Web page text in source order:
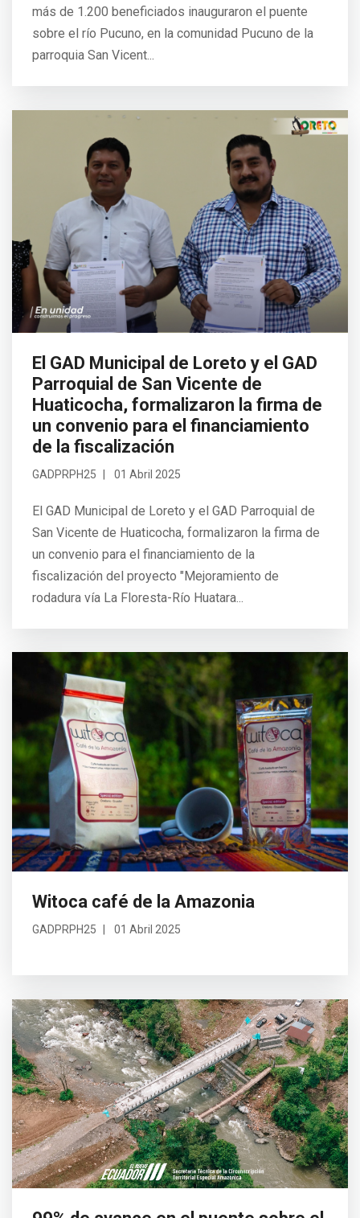
más de 1.200 beneficiados inauguraron el puente
sobre el río Pucuno, en la comunidad Pucuno de la
parroquia San Vicent...
El GAD Municipal de Loreto y el GAD
Parroquial de San Vicente de
Huaticocha, formalizaron la firma de
un convenio para el financiamiento
de la fiscalización
GADPRPH25 01 Abril 2025
El GAD Municipal de Loreto y el GAD Parroquial de
San Vicente de Huaticocha, formalizaron la firma de
un convenio para el financiamiento de la
fiscalización del proyecto "Mejoramiento de
rodadura vía La Floresta-Río Huatara...
Witoca café de la Amazonia
GADPRPH25 01 Abril 2025